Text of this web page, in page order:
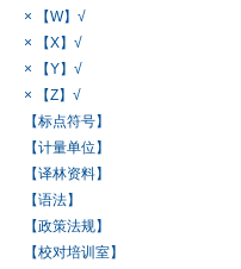
× 【W】√
× 【X】√
× 【Y】√
× 【Z】√
【标点符号】
【计量单位】
【译林资料】
【语法】
【政策法规】
【校对培训室】